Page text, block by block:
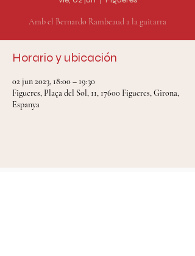
Amb el Bernardo Rambeaud a la guitarra
Horario y ubicación
02 jun 2023, 18:00 – 19:30
Figueres, Plaça del Sol, 11, 17600 Figueres, Girona,
Espanya